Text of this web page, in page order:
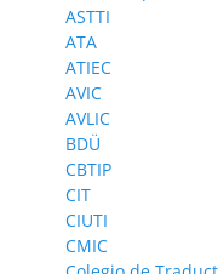
ASTTI
ATA
ATIEC
AVIC
AVLIC
BDÜ
CBTIP
CIT
CIUTI
CMIC